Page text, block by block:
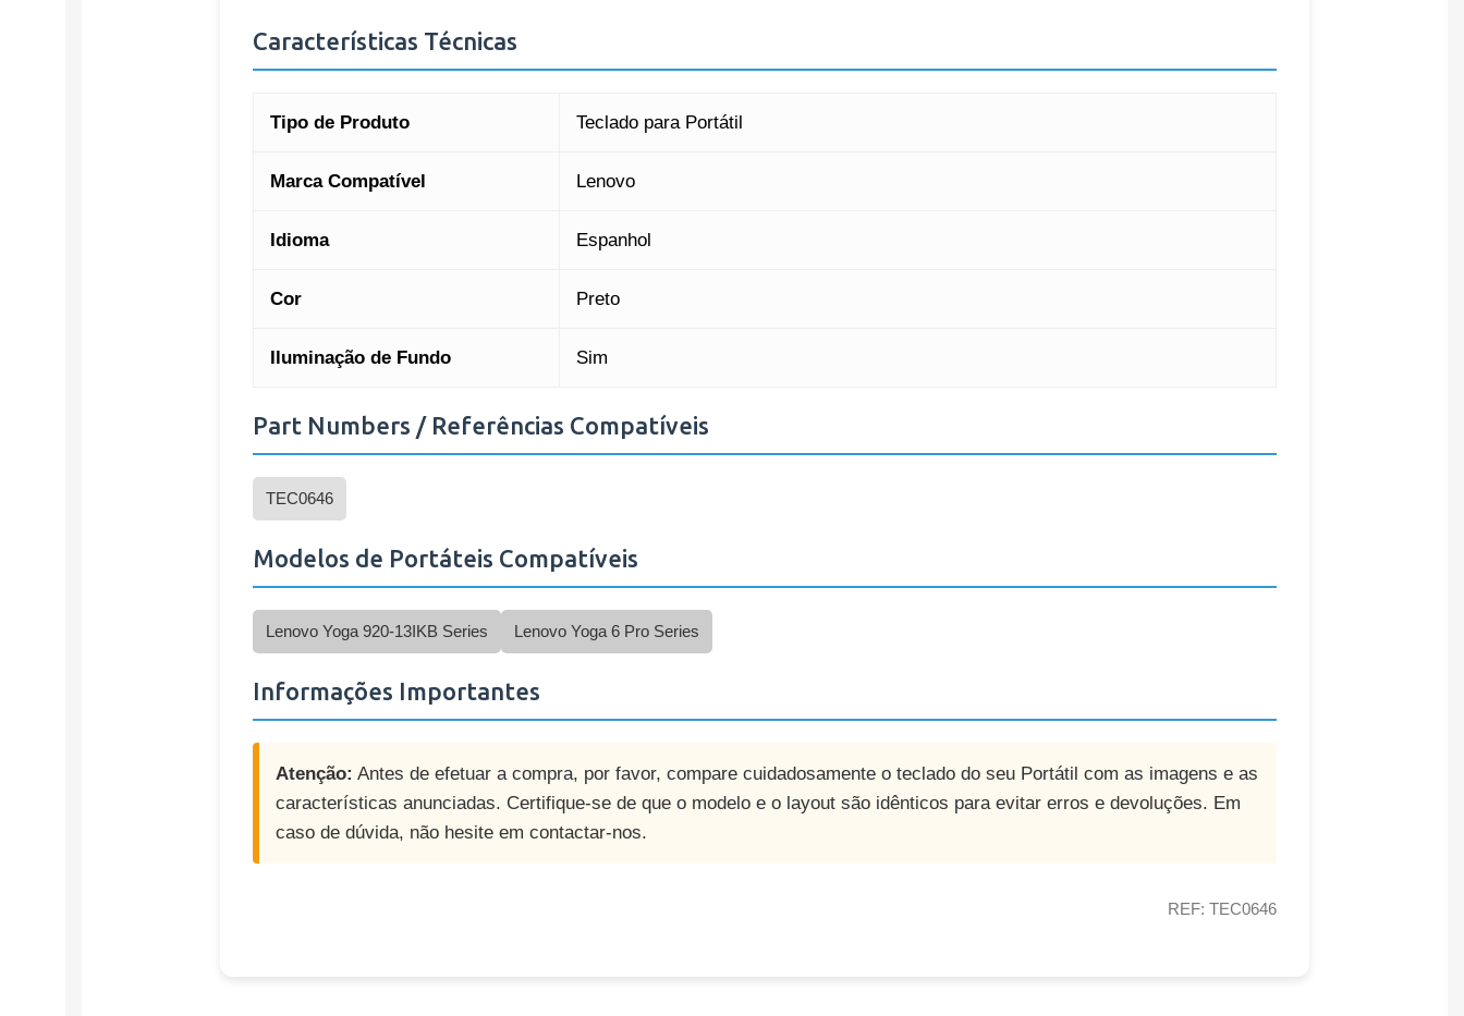
Características Técnicas
Tipo de Produto Teclado para Portátil
Marca Compatível Lenovo
Idioma Espanhol
Cor Preto
Iluminação de Fundo Sim
Part Numbers / Referências Compatíveis
TEC0646
Modelos de Portáteis Compatíveis
Lenovo Yoga 920-13IKB Series Lenovo Yoga 6 Pro Series
Informações Importantes
Atenção: Antes de efetuar a compra, por favor, compare cuidadosamente o teclado do seu Portátil com as imagens e as
características anunciadas. Certifique-se de que o modelo e o layout são idênticos para evitar erros e devoluções. Em
caso de dúvida, não hesite em contactar-nos.
REF: TEC0646